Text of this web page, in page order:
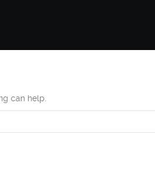
can help.